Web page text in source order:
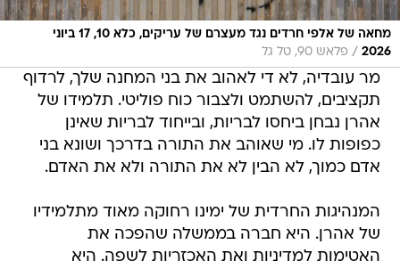
מחאה של אלפי חרדים נגד מעצרם של עריקים, כלא 10, 17 ביוני
2026
/ פלאש 90, טל גל
מר עובדיה, לא די לאהוב את בני המחנה שלך, לרדוף
תקציבים, להשתמט ולצבור כוח פוליטי. תלמידו של
אהרן נבחן ביחסו לבריות, ובייחוד לבריות שאינן
כפופות לו. מי שאוהב את התורה בדרכך ושונא בני
אדם כמוך, לא הבין לא את התורה ולא את האדם.
המנהיגות החרדית של ימינו רחוקה מאוד מתלמידיו
של אהרן. היא חברה בממשלה שהפכה את
האטימות למדיניות ואת האכזריות לשפה. היא